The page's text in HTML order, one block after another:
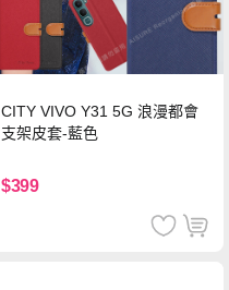
CITY VIVO Y31 5G 浪漫都會
支架皮套-藍色
$399